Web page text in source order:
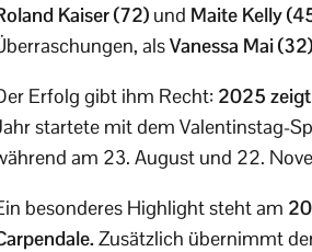
Kaiser (72) und Maite Kelly
alsVanessa Mai (32)
Erfolg gibt ihm Recht: 2025
startete mit dem Valentinstag-
am 23. August und 22.
besonderes Highlight steht am
Zusätzlich übernimmt